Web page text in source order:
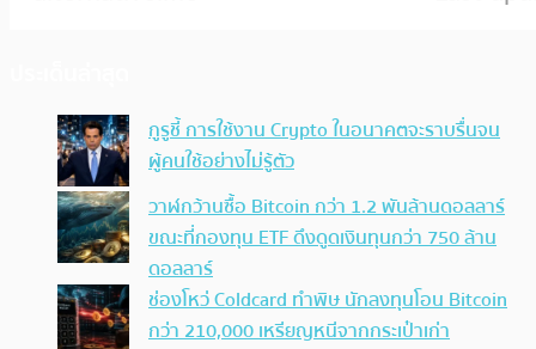
กูรูชี้ การใช้งาน Crypto ในอนาคตจะราบรื่นจน
ผู้คนใช้อย่างไม่รู้ตัว
วาฬกว้านซื้อ Bitcoin กว่า 1.2 พันล้านดอลลาร์
ขณะที่กองทุน ETF ดึงดูดเงินทุนกว่า 750 ล้าน
ดอลลาร์
ช่องโหว่ Coldcard ทำพิษ นักลงทุนโอน Bitcoin
กว่า 210,000 เหรียญหนีจากกระเป๋าเก่า